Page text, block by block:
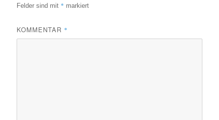
Felder sind mit * markiert
KOMMENTAR *